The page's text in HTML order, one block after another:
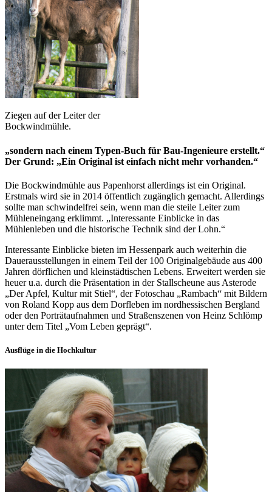
Ziegen auf der Leiter der
Bockwindmühle.
„sondern nach einem Typen-Buch für Bau-Ingenieure erstellt.“
Der Grund: „Ein Original ist einfach nicht mehr vorhanden.“
Die Bockwindmühle aus Papenhorst allerdings ist ein Original.
Erstmals wird sie in 2014 öffentlich zugänglich gemacht. Allerdings
sollte man schwindelfrei sein, wenn man die steile Leiter zum
Mühleneingang erklimmt. „Interessante Einblicke in das
Mühlenleben und die historische Technik sind der Lohn.“
Interessante Einblicke bieten im Hessenpark auch weiterhin die
Dauerausstellungen in einem Teil der 100 Originalgebäude aus 400
Jahren dörflichen und kleinstädtischen Lebens. Erweitert werden sie
heuer u.a. durch die Präsentation in der Stallscheune aus Asterode
„Der Apfel, Kultur mit Stiel“, der Fotoschau „Rambach“ mit Bildern
von Roland Kopp aus dem Dorfleben im nordhessischen Bergland
oder den Porträtaufnahmen und Straßenszenen von Heinz Schlömp
unter dem Titel „Vom Leben geprägt“.
Ausflüge in die Hochkultur